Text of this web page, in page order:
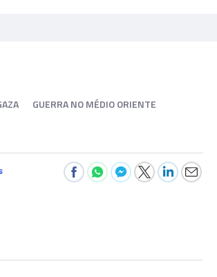
GUERRA NO MÉDIO ORIENTE